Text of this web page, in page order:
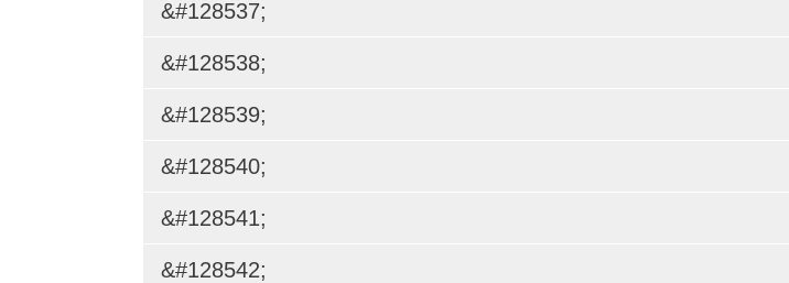
&#128537;
&#128538;
&#128539;
&#128540;
&#128541;
&#128542;